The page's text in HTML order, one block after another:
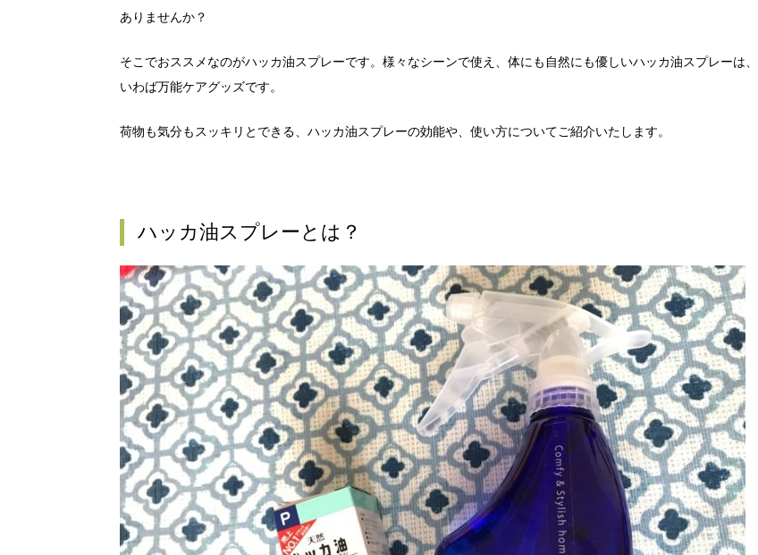
ありませんか？
そこでおススメなのがハッカ油スプレーです。様々なシーンで使え、体にも自然にも優しいハッカ油スプレーは、
いわば万能ケアグッズです。
荷物も気分もスッキリとできる、ハッカ油スプレーの効能や、使い方についてご紹介いたします。
ハッカ油スプレーとは？